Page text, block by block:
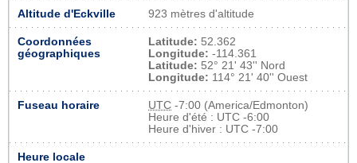
Altitude d'Eckville 923 mètres d'altitude
Coordonnées
géographiques
Latitude: 52.362
Longitude: -114.361
Latitude: 52° 21' 43'' Nord
Longitude: 114° 21' 40'' Ouest
Fuseau horaire UTC -7:00 (America/Edmonton)
Heure d'été : UTC -6:00
Heure d'hiver : UTC -7:00
Heure locale